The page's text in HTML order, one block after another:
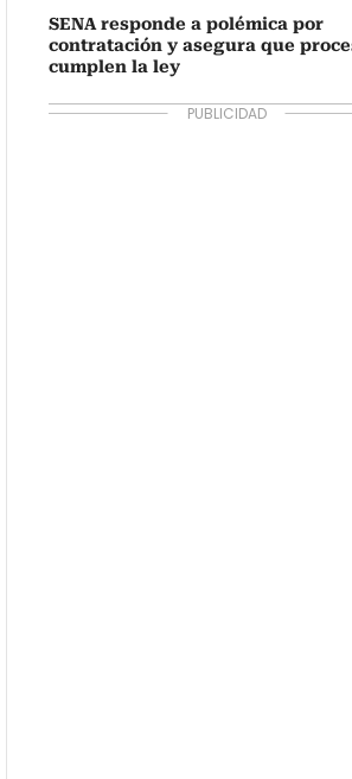
SENA responde a polémica por
contratación y asegura que
cumplen la ley